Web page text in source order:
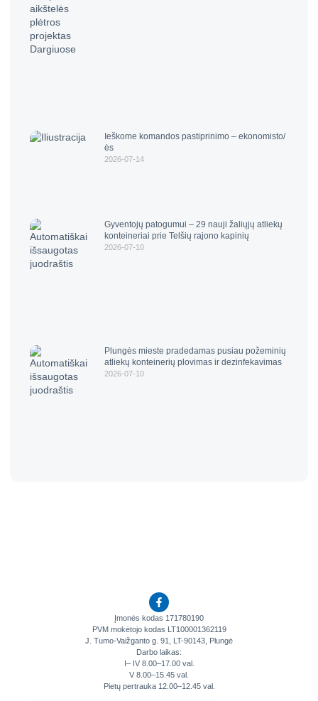
Ieškome komandos pastiprinimo – ekonomisto/
ės
2026-07-14
Gyventojų patogumui – 29 nauji žaliųjų atliekų
konteineriai prie Telšių rajono kapinių
2026-07-10
Plungės mieste pradedamas pusiau požeminių
atliekų konteinerių plovimas ir dezinfekavimas
2026-07-10
Įmonės kodas 171780190
PVM mokėtojo kodas LT100001362119
J. Tumo-Vaižganto g. 91, LT-90143, Plungė
Darbo laikas:
I– IV 8.00–17.00 val.
V 8.00–15.45 val.
Pietų pertrauka 12.00–12.45 val.